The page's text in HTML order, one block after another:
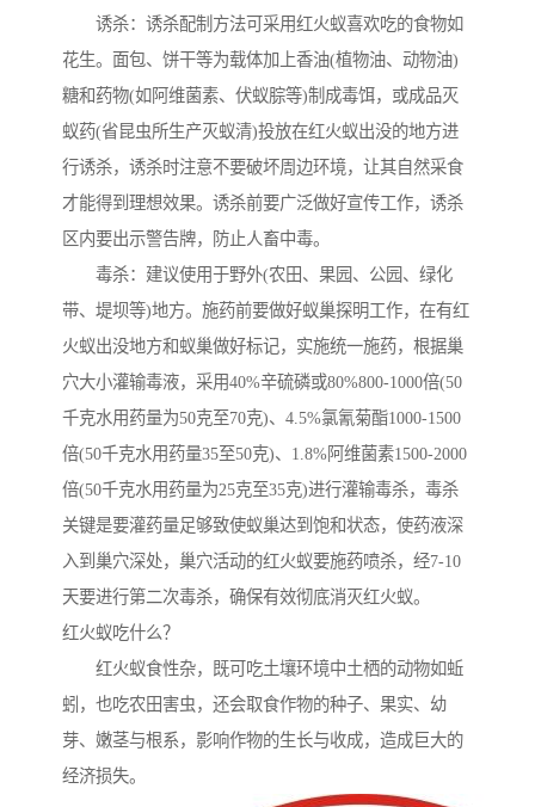
诱杀：诱杀配制方法可采用红火蚁喜欢吃的食物如
花生。面包、饼干等为载体加上香油(植物油、动物油)
糖和药物(如阿维菌素、伏蚁腙等)制成毒饵，或成品灭
蚁药(省昆虫所生产灭蚁清)投放在红火蚁出没的地方进
行诱杀，诱杀时注意不要破坏周边环境，让其自然采食
才能得到理想效果。诱杀前要广泛做好宣传工作，诱杀
区内要出示警告牌，防止人畜中毒。
毒杀：建议使用于野外(农田、果园、公园、绿化
带、堤坝等)地方。施药前要做好蚁巢探明工作，在有红
火蚁出没地方和蚁巢做好标记，实施统一施药，根据巢
穴大小灌输毒液，采用40%辛硫磷或80%800-1000倍(50
千克水用药量为50克至70克)、4.5%氯氰菊酯1000-1500
倍(50千克水用药量35至50克)、1.8%阿维菌素1500-2000
倍(50千克水用药量为25克至35克)进行灌输毒杀，毒杀
关键是要灌药量足够致使蚁巢达到饱和状态，使药液深
入到巢穴深处，巢穴活动的红火蚁要施药喷杀，经7-10
天要进行第二次毒杀，确保有效彻底消灭红火蚁。
红火蚁吃什么？
红火蚁食性杂，既可吃土壤环境中土栖的动物如蚯
蚓，也吃农田害虫，还会取食作物的种子、果实、幼
芽、嫩茎与根系，影响作物的生长与收成，造成巨大的
经济损失。